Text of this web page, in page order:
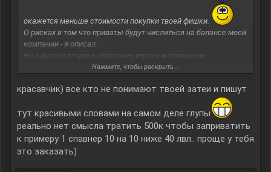
окажется меньше стоимости покупки твоей фишки.
О рисках в том что приваты будут числиться на балансе моей
компании - я описал.
Но с другой стороны простому игроку желающему
заприватить просто 1 спавнер ниже 40 - нет смысла тратить
компания рискуя отчасти предоставляет таким игрокам свои
услуги
Нажмите, чтобы раскрыть...
красавчик) все кто не понимают твоей затеи и пишут
тут красивыми словами на самом деле глупы
реально нет смысла тратить 500к чтобы заприватить
к примеру 1 спавнер 10 на 10 ниже 40 лвл.. проще у тебя
это заказать)